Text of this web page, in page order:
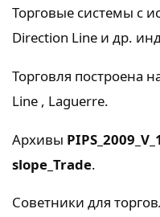
Торговые системы с
Direction Line и др.
Торговля построена
Line , Laguerre.
Архивы
slope_Trade.
Советники для